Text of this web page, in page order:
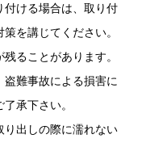
付ける場合は、取り付
を講じてください。
ることがあります。
難事故による損害に
承下さい。
り出しの際に濡れない